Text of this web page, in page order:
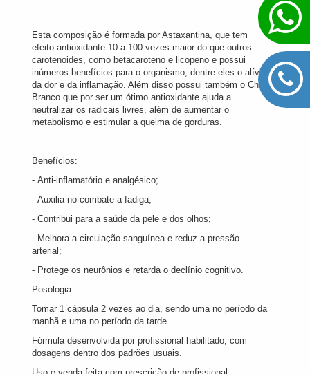
Esta composição é formada por Astaxantina, que tem
efeito antioxidante 10 a 100 vezes maior do que outros
carotenoides, como betacaroteno e licopeno e possui
inúmeros benefícios para o organismo, dentre eles o alívio
da dor e da inflamação. Além disso possui também o Chá
Branco que por ser um ótimo antioxidante ajuda a
neutralizar os radicais livres, além de aumentar o
metabolismo e estimular a queima de gorduras.
Benefícios:
- Anti-inflamatório e analgésico;
- Auxilia no combate a fadiga;
- Contribui para a saúde da pele e dos olhos;
- Melhora a circulação sanguínea e reduz a pressão
arterial;
- Protege os neurônios e retarda o declínio cognitivo.
Posologia:
Tomar 1 cápsula 2 vezes ao dia, sendo uma no período da
manhã e uma no período da tarde.
Fórmula desenvolvida por profissional habilitado, com
dosagens dentro dos padrões usuais.